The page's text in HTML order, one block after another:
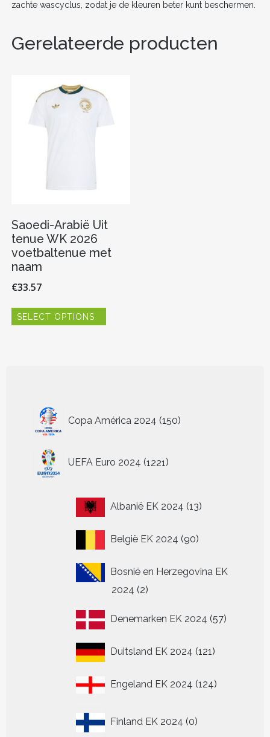
zachte wascyclus, zodat je de kleuren beter kunt beschermen.
Gerelateerde producten
Saoedi-Arabië Uit
tenue WK 2026
voetbaltenue met
naam
€33.57
SELECT OPTIONS
worden
productpagina
Copa América 2024 150
producten
UEFA Euro 2024 1221
producten
Albanië EK 2024 1313
België EK 2024 9090
Bosnië en Herzegovina EK
2024 22
Denemarken EK 2024 5757
Duitsland EK 2024 121121
Engeland EK 2024 124124
Finland EK 2024 0
producten